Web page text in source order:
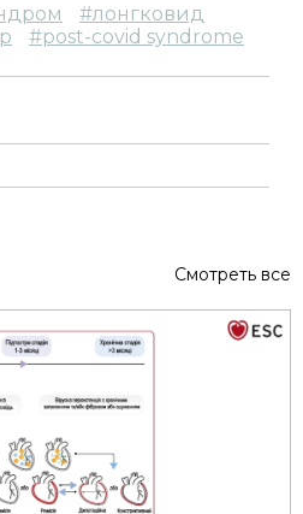
#лонгковид
#post-covid syndrome
Смотреть все